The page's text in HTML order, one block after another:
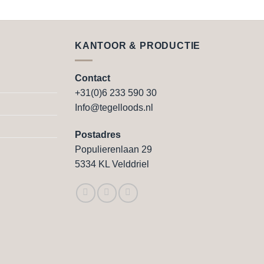
meerdere
KANTOOR & PRODUCTIE
Contact
+31(0)6 233 590 30
Info@tegelloods.nl
Postadres
Populierenlaan 29
5334 KL Velddriel